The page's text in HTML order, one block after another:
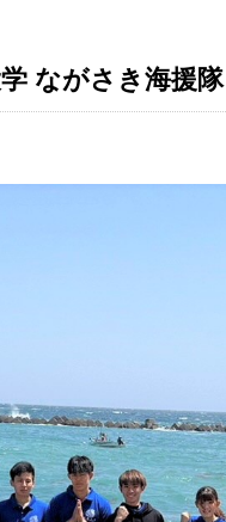
ながさき海援